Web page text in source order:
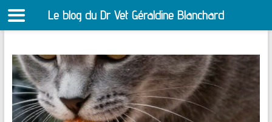
contenu
Le blog du Dr Vet Géraldine Blanchard